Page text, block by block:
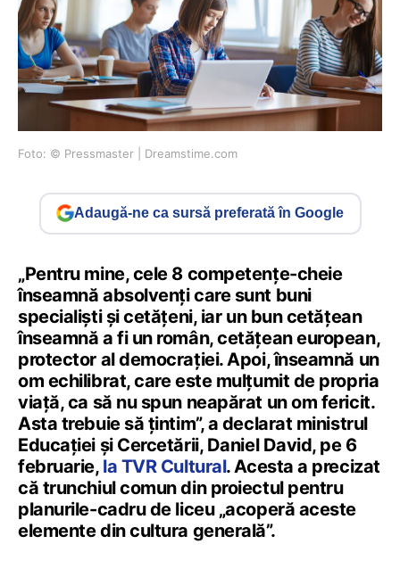
Foto: © Pressmaster | Dreamstime.com
Adaugă-ne ca sursă preferată în Google
„Pentru mine, cele 8 competențe-cheie
înseamnă absolvenți care sunt buni
specialiști și cetățeni, iar un bun cetățean
înseamnă a fi un român, cetățean european,
protector al democrației. Apoi, înseamnă un
om echilibrat, care este mulțumit de propria
viață, ca să nu spun neapărat un om fericit.
Asta trebuie să țintim”, a declarat ministrul
Educației și Cercetării, Daniel David, pe 6
februarie, la TVR Cultural. Acesta a precizat
că trunchiul comun din proiectul pentru
planurile-cadru de liceu „acoperă aceste
elemente din cultura generală”.